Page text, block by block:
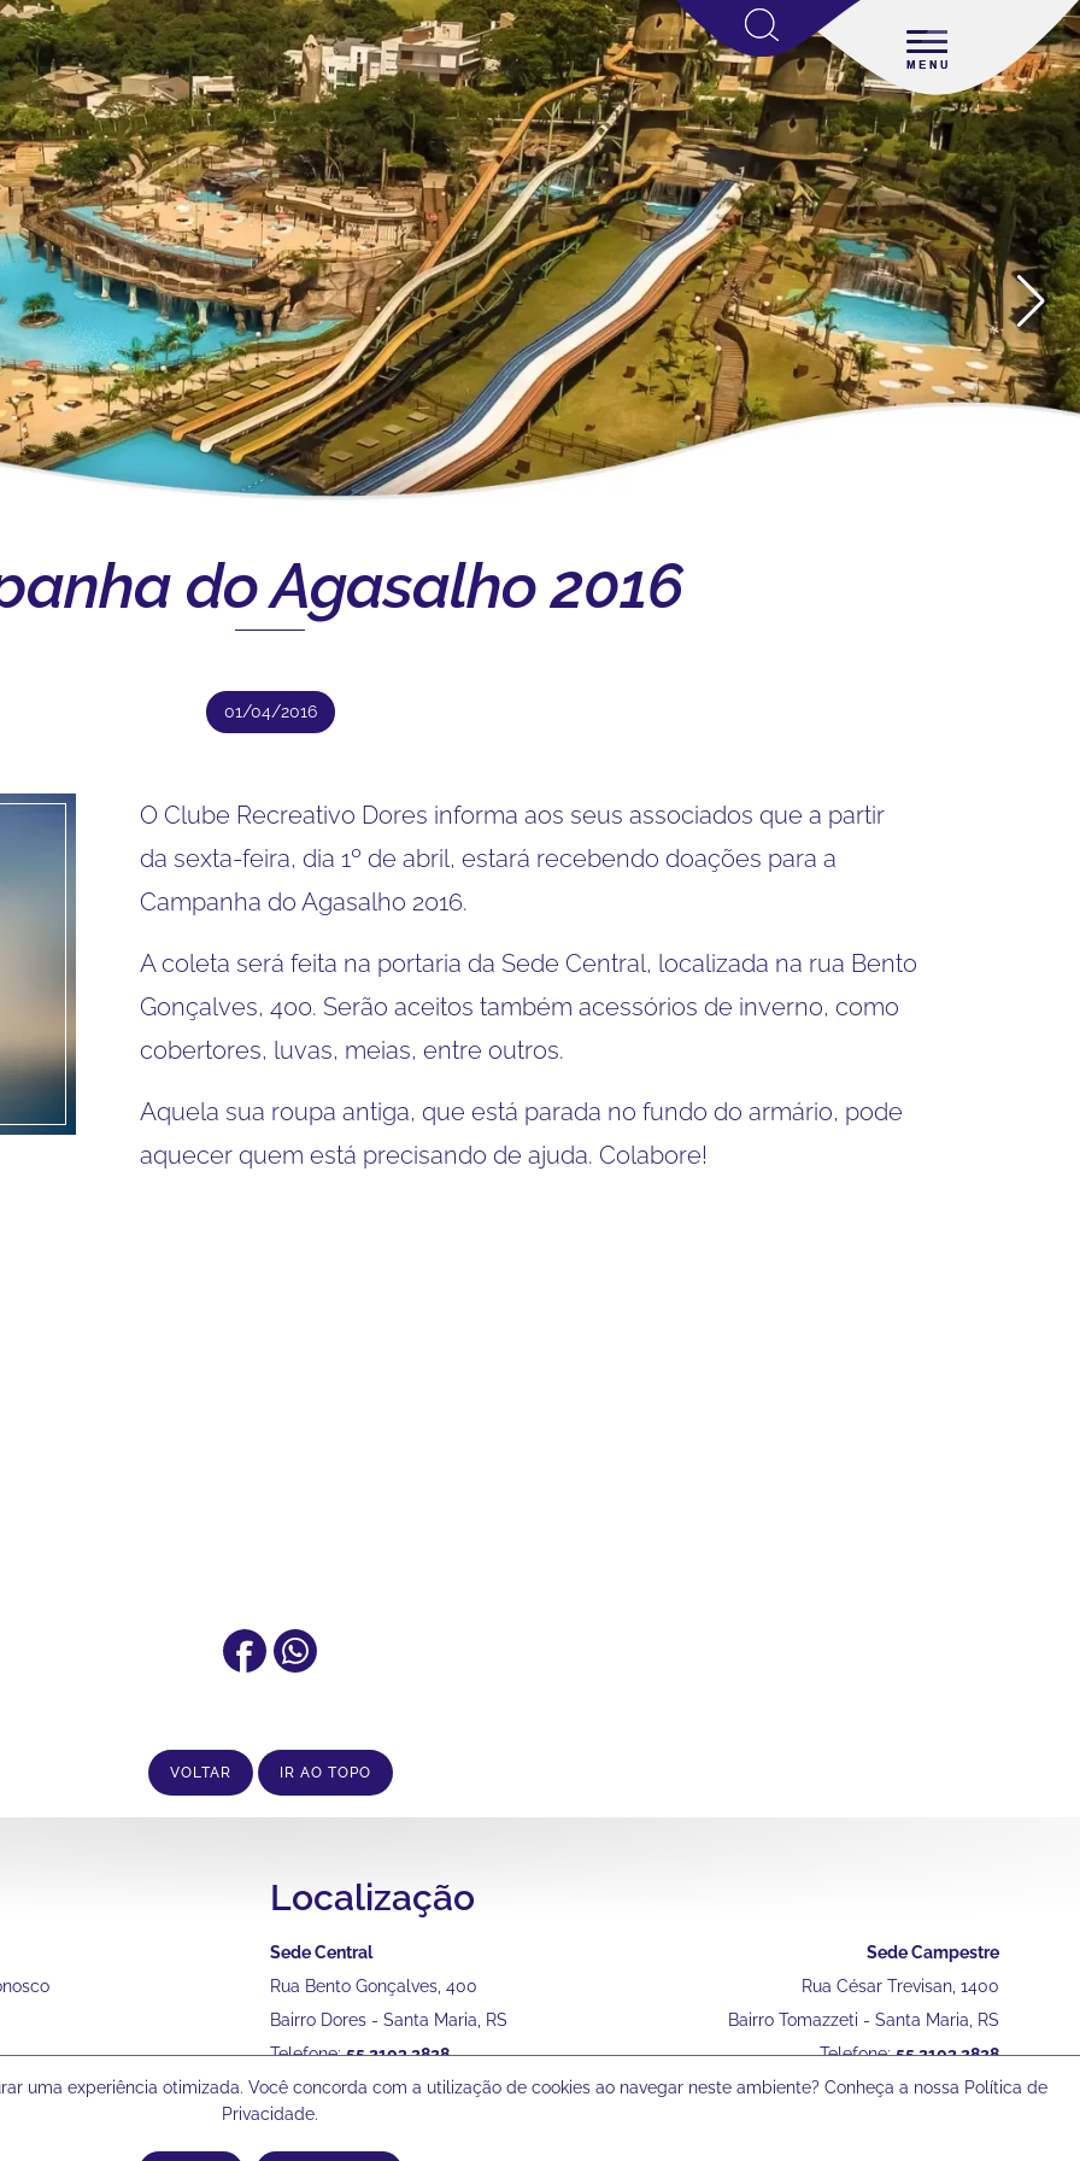
do Agasalho 2016
01/04/2016
O Clube Recreativo Dores informa aos seus associados que a partir
da sexta-feira, dia 1º de abril, estará recebendo doações para a
Campanha do Agasalho 2016.
A coleta será feita na portaria da Sede Central, localizada na rua Bento
Gonçalves, 400. Serão aceitos também acessórios de inverno, como
cobertores, luvas, meias, entre outros.
Aquela sua roupa antiga, que está parada no fundo do armário, pode
aquecer quem está precisando de ajuda. Colabore!
VOLTAR IR AO TOPO
Localização
Sede Central
Rua Bento Gonçalves, 400
Bairro Dores - Santa Maria, RS
Telefone:55 2103 2828
Sede Campestre
Rua César Trevisan, 1400
Bairro Tomazzeti - Santa Maria, RS
Telefone:55 2103 2828
uma experiência otimizada. Você concorda com a utilização de cookies ao navegar neste ambiente? Conheça a nossa Política de
Privacidade.